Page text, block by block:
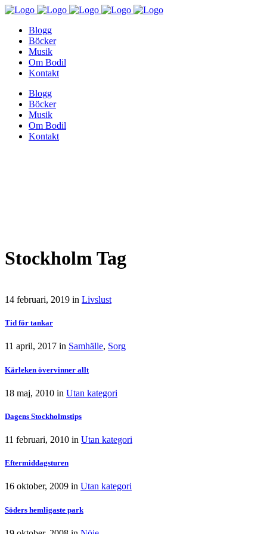
Blogg
Böcker
Musik
Om Bodil
Kontakt
Blogg
Böcker
Musik
Om Bodil
Kontakt
Stockholm Tag
14 februari, 2019 in Livslust
Tid för tankar
11 april, 2017 in Samhälle, Sorg
Kärleken övervinner allt
18 maj, 2010 in Utan kategori
Dagens Stockholmstips
11 februari, 2010 in Utan kategori
Eftermiddagsturen
16 oktober, 2009 in Utan kategori
Söders hemligaste park